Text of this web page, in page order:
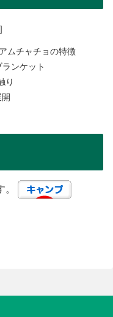
ムチャチョの特徴
ンケット
り
。